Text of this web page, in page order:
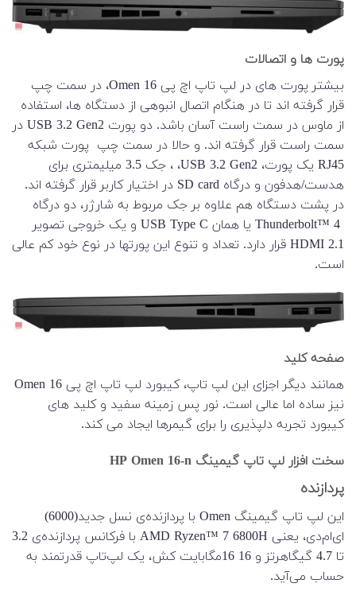
پورت ها و اتصالات
بیشتر پورت های در لپ تاپ اچ پی Omen 16، در سمت چپ
قرار گرفته اند تا در هنگام اتصال انبوهی از دستگاه ها، استفاده
از ماوس در سمت راست آسان باشد. دو پورت USB 3.2 Gen2 در
سمت راست قرار گرفته اند. و حالا در سمت چپ پورت شبکه
RJ45 یک پورت، USB 3.2 Gen2، ، جک 3.5 میلیمتری برای
هدست/هدفون و درگاه SD card در اختیار کاربر قرار گرفته اند.
در پشت دستگاه هم علاوه بر جک مربوط به شارژر، دو درگاه
Thunderbolt™ 4 یا همان USB Type C و یک خروجی تصویر
HDMI 2.1 قرار دارد. تعداد و تنوع این پورتها در نوع خود کم عالی
است.
صفحه کلید
همانند دیگر اجزای این لپ تاپ، کیبورد لپ تاپ اچ پی Omen 16
نیز ساده اما عالی است. نور پس زمینه سفید و کلید های
کیبورد تجربه دلپذیری را برای گیمرها ایجاد می کند.
سخت افزار لپ تاپ گیمینگ HP Omen 16-n
پردازنده
این لپ تاپ گیمینگ Omen با پردازنده‌‌ی نسل جدید(6000)
ای‌ام‌دی، یعنی AMD Ryzen™ 7 6800H با فرکانس پردازنده‌ی 3.2
تا 4.7 گیگاهرتز و 16 16مگابایت کش، یک لپ‌‌تاپ قدرتمند به
حساب می‌آید.